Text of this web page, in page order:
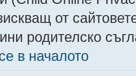
от
родителско
в началото